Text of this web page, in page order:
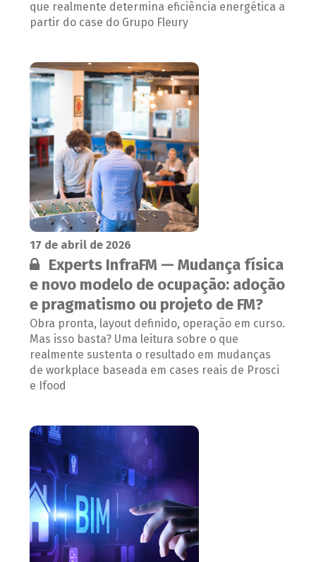
que realmente determina eficiência energética a
partir do case do Grupo Fleury
17 de abril de 2026
Conteúdo restrito:
Experts InfraFM — Mudança física
e novo modelo de ocupação: adoção
e pragmatismo ou projeto de FM?
Obra pronta, layout definido, operação em curso.
Mas isso basta? Uma leitura sobre o que
realmente sustenta o resultado em mudanças
de workplace baseada em cases reais de Prosci
e Ifood